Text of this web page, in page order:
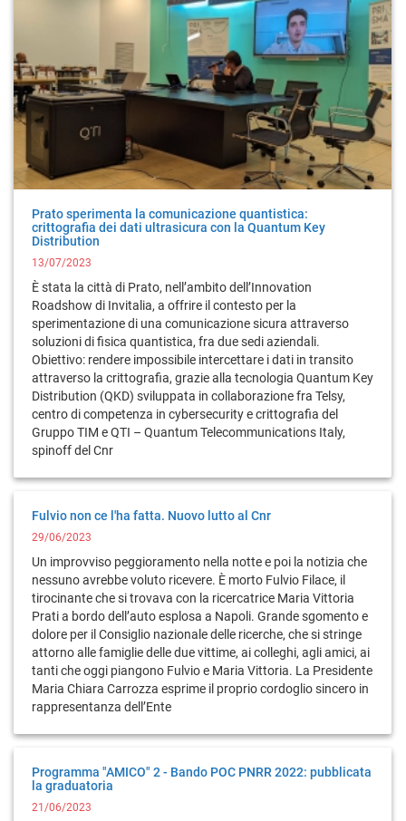
Prato sperimenta la comunicazione quantistica:
crittografia dei dati ultrasicura con la Quantum Key
Distribution
13/07/2023
È stata la città di Prato, nell’ambito dell’Innovation
Roadshow di Invitalia, a offrire il contesto per la
sperimentazione di una comunicazione sicura attraverso
soluzioni di fisica quantistica, fra due sedi aziendali.
Obiettivo: rendere impossibile intercettare i dati in transito
attraverso la crittografia, grazie alla tecnologia Quantum Key
Distribution (QKD) sviluppata in collaborazione fra Telsy,
centro di competenza in cybersecurity e crittografia del
Gruppo TIM e QTI – Quantum Telecommunications Italy,
spinoff del Cnr
Fulvio non ce l'ha fatta. Nuovo lutto al Cnr
29/06/2023
Un improvviso peggioramento nella notte e poi la notizia che
nessuno avrebbe voluto ricevere. È morto Fulvio Filace, il
tirocinante che si trovava con la ricercatrice Maria Vittoria
Prati a bordo dell’auto esplosa a Napoli. Grande sgomento e
dolore per il Consiglio nazionale delle ricerche, che si stringe
attorno alle famiglie delle due vittime, ai colleghi, agli amici, ai
tanti che oggi piangono Fulvio e Maria Vittoria. La Presidente
Maria Chiara Carrozza esprime il proprio cordoglio sincero in
rappresentanza dell’Ente
Programma "AMICO" 2 - Bando POC PNRR 2022: pubblicata
la graduatoria
21/06/2023